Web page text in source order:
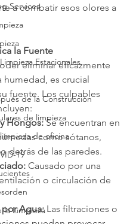
Services
Estacionales
de la Construcción
de limpieza
de oficina
19
la Limpieza
a combatir esos olores a
la Fuente
eliminar eficazmente
humedad, es crucial
fuente. Los culpables
Hongos: Se encuentran en
como sótanos,
detrás de las paredes.
Causado por una
o circulación de
por Agua: Las filtraciones o